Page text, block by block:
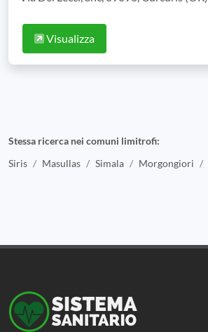
Visualizza
Stessa ricerca nei comuni limitrofi:
Siris
Masullas Simala Morgongiori